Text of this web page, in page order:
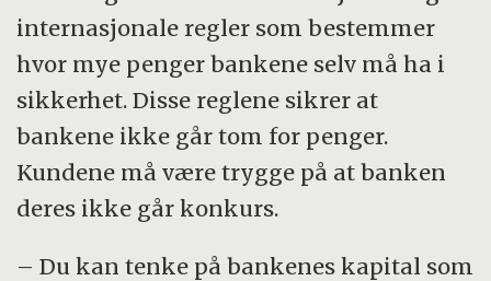
internasjonale regler som bestemmer
hvor mye penger bankene selv må ha i
sikkerhet. Disse reglene sikrer at
bankene ikke går tom for penger.
Kundene må være trygge på at banken
deres ikke går konkurs.
– Du kan tenke på bankenes kapital som